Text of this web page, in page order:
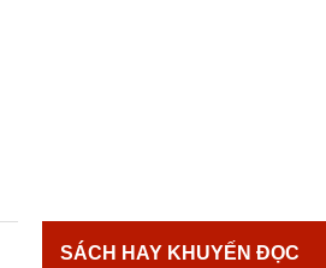
SÁCH HAY KHUYẾN ĐỌC